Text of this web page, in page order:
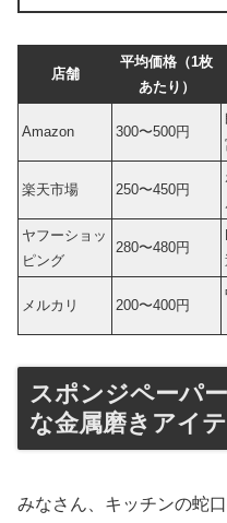
店舗
平均価格（1枚
あたり）
Amazon 300〜500円
楽天市場 250〜450円
ヤフーショッ
ピング
280〜480円
メルカリ 200〜400円
スポンジペーパ
な金属磨きアイ
みなさん、キッチンの蛇